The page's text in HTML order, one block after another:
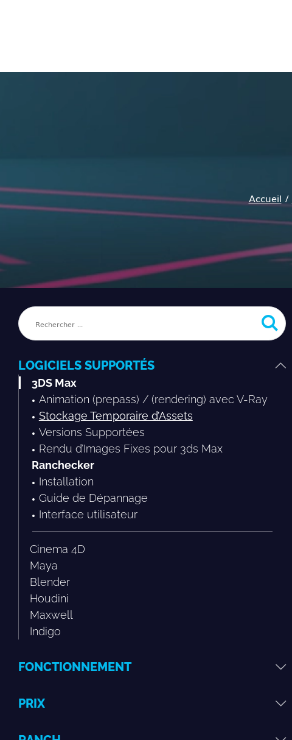
Accueil /
LOGICIELS SUPPORTÉS
3DS Max
Animation (prepass) / (rendering) avec V-Ray
Stockage Temporaire d’Assets
Versions Supportées
Rendu d’Images Fixes pour 3ds Max
Ranchecker
Installation
Guide de Dépannage
Interface utilisateur
Cinema 4D
Maya
Blender
Houdini
Maxwell
Indigo
FONCTIONNEMENT
PRIX